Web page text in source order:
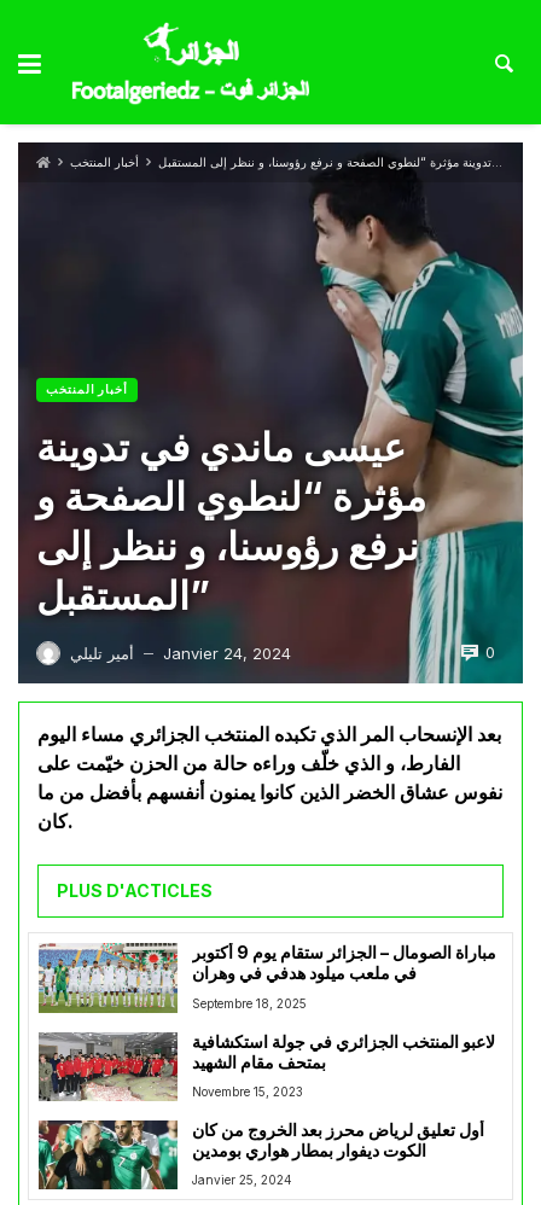
أخبار المنتخب
أخبار المنتخب
عيسى ماندي في تدوينة
مؤثرة “لنطوي الصفحة و
نرفع رؤوسنا، و ننظر إلى
المستقبل”
أمير تليلي — Janvier 24, 2024 0
بعد الإنسحاب المر الذي تكبده المنتخب الجزائري مساء اليوم
الفارط، و الذي خلّف وراءه حالة من الحزن خيّمت على
نفوس عشاق الخضر الذين كانوا يمنون أنفسهم بأفضل من ما
كان.
PLUS D'ACTICLES
مباراة الصومال – الجزائر ستقام يوم 9 أكتوبر
في ملعب ميلود هدفي في وهران
Septembre 18, 2025
لاعبو المنتخب الجزائري في جولة استكشافية
بمتحف مقام الشهيد
Novembre 15, 2023
أول تعليق لرياض محرز بعد الخروج من كان
الكوت ديفوار بمطار هواري بومدين
Janvier 25, 2024